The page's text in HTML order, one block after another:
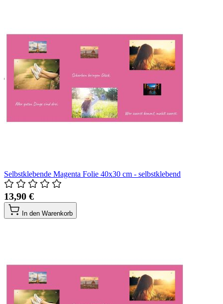
Selbstklebende Magenta Folie 40x30 cm - selbstklebend
13,90 €
In den Warenkorb